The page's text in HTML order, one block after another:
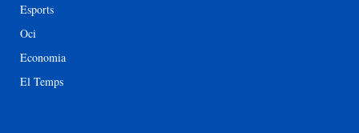
Esports
Oci
Economia
El Temps